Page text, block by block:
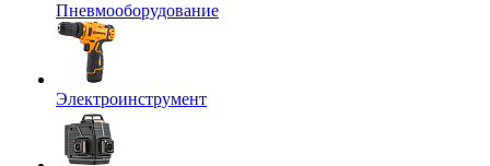
Пневмооборудование
Электроинструмент